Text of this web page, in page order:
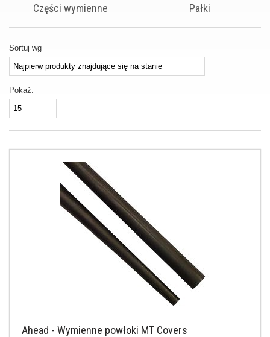
Części wymienne Pałki
Sortuj wg
Pokaż:
Ahead - Wymienne powłoki MT Covers